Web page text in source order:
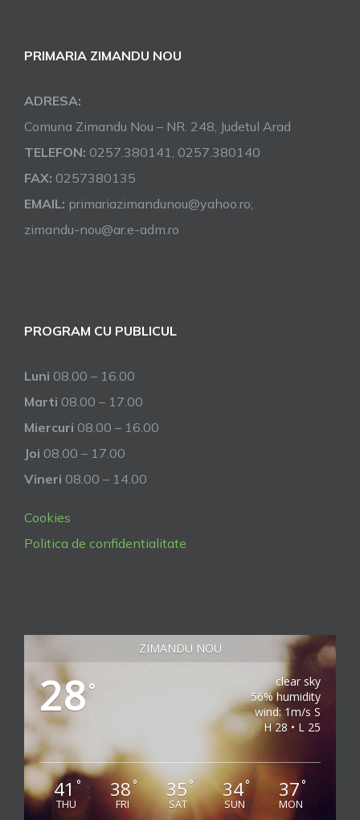
PRIMARIA ZIMANDU NOU
ADRESA:
Comuna Zimandu Nou – NR. 248, Judetul Arad
TELEFON: 0257.380141, 0257.380140
FAX: 0257380135
EMAIL: primariazimandunou@yahoo.ro;
zimandu-nou@ar.e-adm.ro
PROGRAM CU PUBLICUL
Luni 08.00 – 16.00
Marti 08.00 – 17.00
Miercuri 08.00 – 16.00
Joi 08.00 – 17.00
Vineri 08.00 – 14.00
Cookies
Politica de confidentialitate
ZIMANDU NOU
28°
clear sky
56% humidity
wind: 1m/s S
H 28 • L 25
41 °
THU
38°
FRI
35°
SAT
34°
SUN
37°
MON